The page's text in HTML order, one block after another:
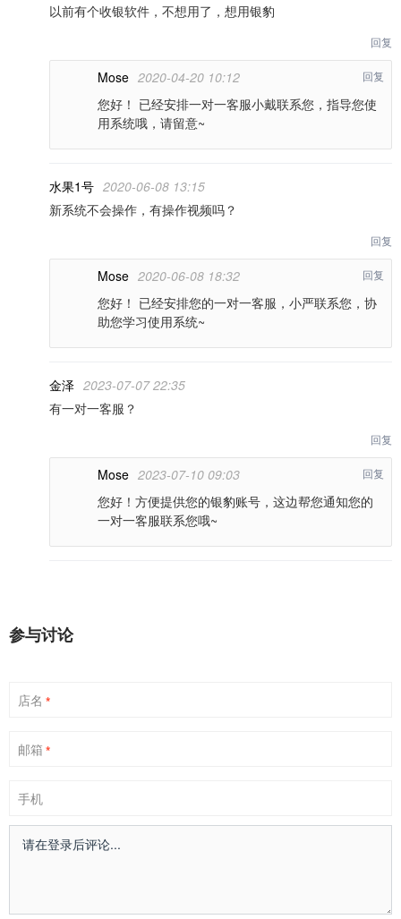
以前有个收银软件，不想用了，想用银豹
回复
Mose 2020-04-20 10:12
您好！ 已经安排一对一客服小戴联系您，指导您使
用系统哦，请留意~
回复
水果1号 2020-06-08 13:15
新系统不会操作，有操作视频吗？
回复
Mose 2020-06-08 18:32
您好！ 已经安排您的一对一客服，小严联系您，协
助您学习使用系统~
回复
金泽 2023-07-07 22:35
有一对一客服？
回复
Mose 2023-07-10 09:03
您好！方便提供您的银豹账号，这边帮您通知您的
一对一客服联系您哦~
回复
参与讨论
店名 *
邮箱 *
手机